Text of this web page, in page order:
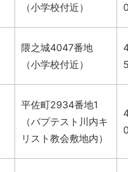
（小学校付近）
0
隈之城4047番地
（小学校付近）
5
平佐町2934番地1
（バプテスト川内キ
リスト教会敷地内）
0